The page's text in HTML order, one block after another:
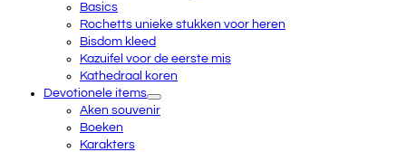
Basics
Rochetts unieke stukken voor heren
Bisdom kleed
Kazuifel voor de eerste mis
Kathedraal koren
Devotionele items
Aken souvenir
Boeken
Karakters